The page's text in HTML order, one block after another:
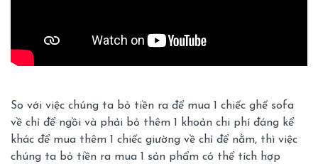
So với việc chúng ta bỏ tiền ra để mua 1 chiếc ghế sofa
về chỉ để ngồi và phải bỏ thêm 1 khoản chi phí đáng kể
khác để mua thêm 1 chiếc giường về chỉ để nằm, thì việc
chúng ta bỏ tiền ra mua 1 sản phẩm có thể tích hợp